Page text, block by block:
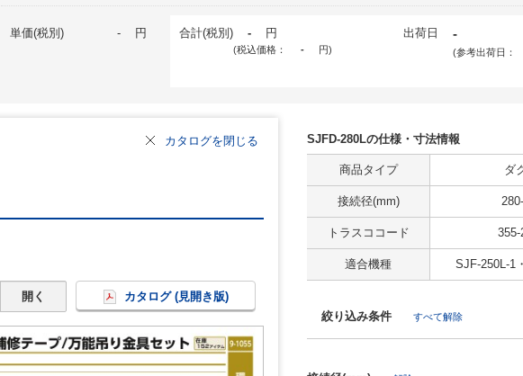
単価(税別) - 円 合計(税別) - 円
(税込価格： - 円)
出荷日 -
(参考出荷日：
カタログを閉じる
開く
カタログ (見開き版)
SJFD-280Lの仕様・寸法情報
商品タイプ ダ
接続径(mm)
トラスココード 355-
適合機種 SJF-250L-1
絞り込み条件 すべて解除